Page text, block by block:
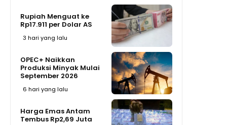
Rupiah Menguat ke
Rp17.911 per Dolar AS
3 hari yang lalu
OPEC+ Naikkan
Produksi Minyak Mulai
September 2026
6 hari yang lalu
Harga Emas Antam
Tembus Rp2,69 Juta